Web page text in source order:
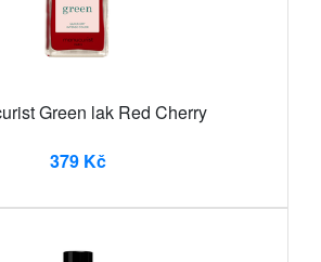
Green lak Red Cherry
379 Kč